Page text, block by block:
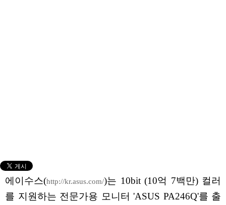
에이수스(http://kr.asus.com/)는 10bit (10억 7백만) 컬러
를 지원하는 전문가용 모니터 'ASUS PA246Q'를 출